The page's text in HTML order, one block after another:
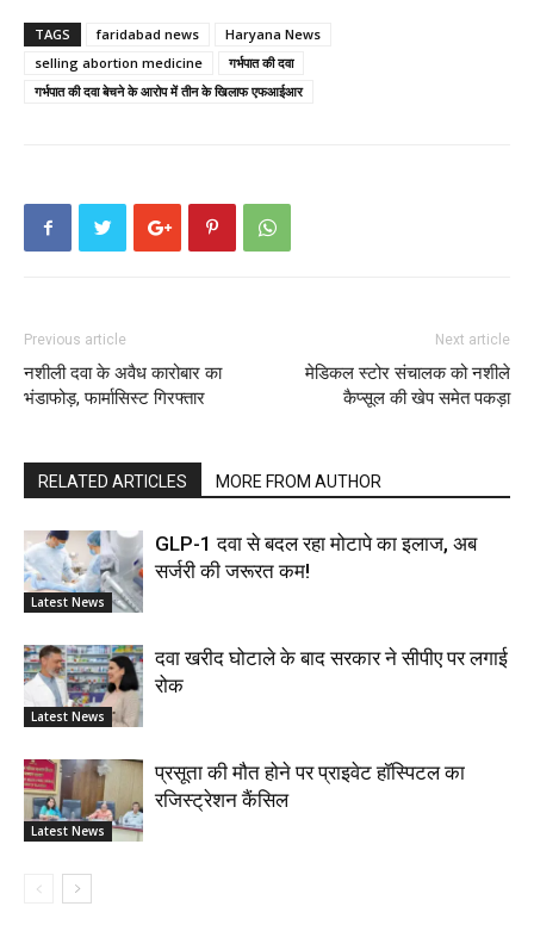
TAGS faridabad news
Haryana News
selling abortion medicine
गर्भपात की दवा
गर्भपात की दवा बेचने के आरोप में तीन के खिलाफ एफआईआर
Previous article
नशीली दवा के अवैध कारोबार का
भंडाफोड़, फार्मासिस्ट गिरफ्तार
Next article
मेडिकल स्टोर संचालक को नशीले
कैप्सूल की खेप समेत पकड़ा
RELATED ARTICLES MORE FROM AUTHOR
Latest News
GLP-1 दवा से बदल रहा मोटापे का इलाज, अब
सर्जरी की जरूरत कम!
Latest News
दवा खरीद घोटाले के बाद सरकार ने सीपीए पर लगाई
रोक
Latest News
प्रसूता की मौत होने पर प्राइवेट हॉस्पिटल का
रजिस्ट्रेशन कैंसिल